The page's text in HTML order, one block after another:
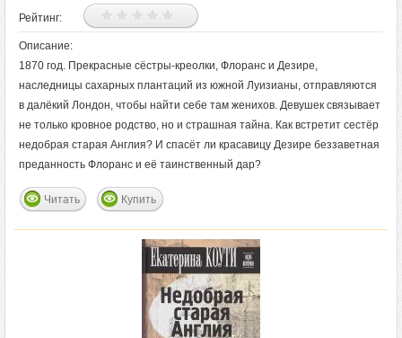
Рейтинг:
Описание:
1870 год. Прекрасные сёстры-креолки, Флоранс и Дезире,
наследницы сахарных плантаций из южной Луизианы, отправляются
в далёкий Лондон, чтобы найти себе там женихов. Девушек связывает
не только кровное родство, но и страшная тайна. Как встретит сестёр
недобрая старая Англия? И спасёт ли красавицу Дезире беззаветная
преданность Флоранс и её таинственный дар?
Читать Купить